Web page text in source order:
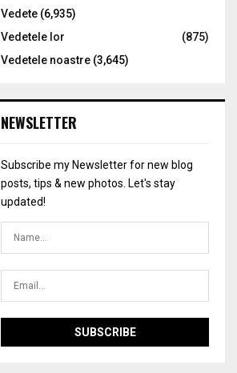
Vedete (6,935)
Vedetele lor
(875)
Vedetele noastre (3,645)
NEWSLETTER
Subscribe my Newsletter for new blog
posts, tips & new photos. Let's stay
updated!